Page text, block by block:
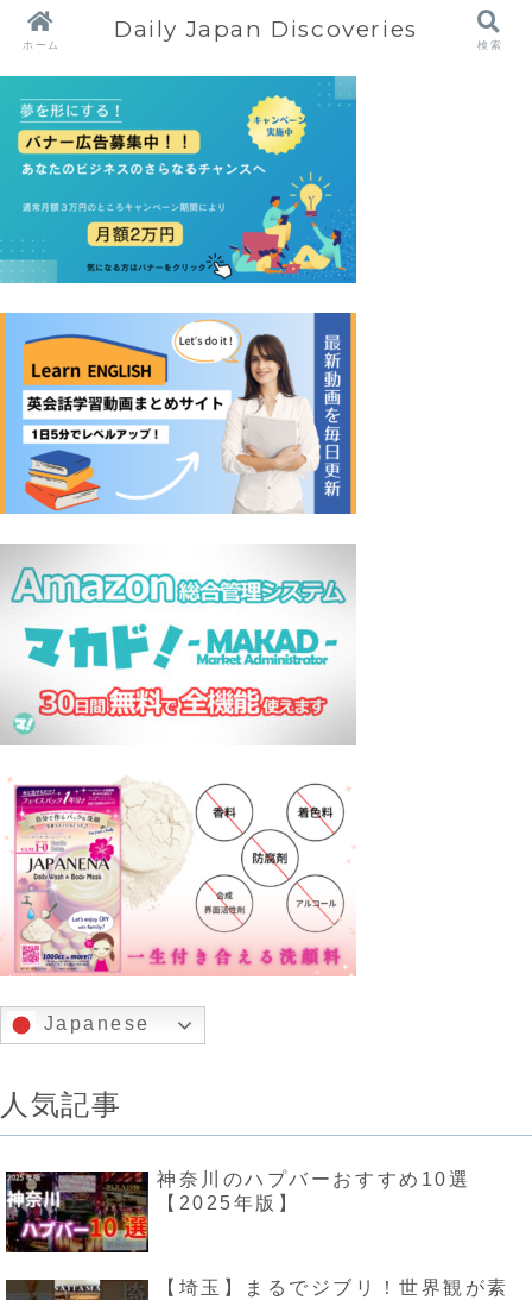
Japanese
人気記事
神奈川のハプバーおすすめ10選
【2025年版】
【埼玉】まるでジブリ！世界観が素
ホーム
Daily Japan Discoveries
検索